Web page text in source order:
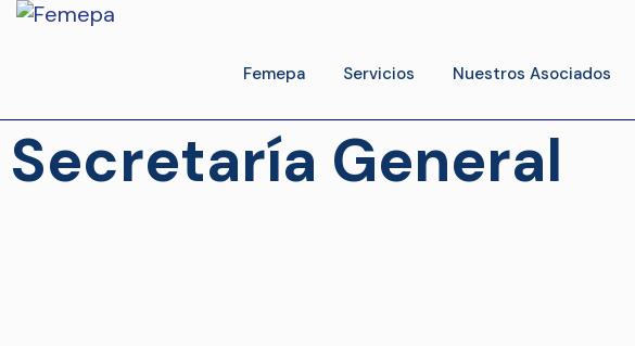
Femepa Servicios Nuestros Asociados
Secretaría General